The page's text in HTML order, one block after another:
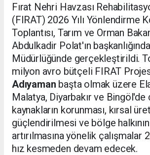
Fırat Nehri Havzası
(FIRAT) 2026 Yılı Yönlendirme
Toplantısı, Tarım ve Orman
Abdulkadir Polat'ın
Müdürlüğünde gerçekleştirildi.
milyon avro bütçeli FIRAT
Adıyaman başta olmak üzere
Malatya, Diyarbakır ve Bingöl'de
kaynakların korunması, kırsal
güçlendirilmesi ve bölge halkının
artırılmasına yönelik çalışmalar
hız kesmeden devam edecek.